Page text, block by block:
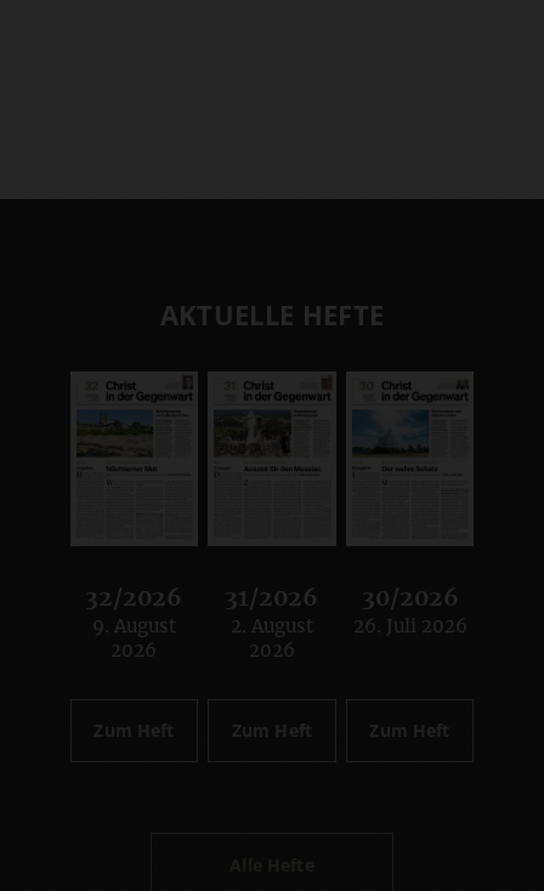
AKTUELLE HEFTE
32/2026
:
9. August
2026
Zum Heft
31/2026
:
2. August
2026
Zum Heft
30/2026
:
26. Juli 2026
Zum Heft